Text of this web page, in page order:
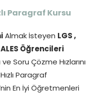
Paragraf Kursu
Almak İsteyen LGS ,
ALES Öğrencileri
Soru Çözme Hızlarını
Paragraf
En İyi Öğretmenleri